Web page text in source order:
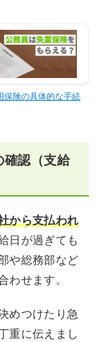
保険の具体的な手続
確認（支給
から支払われ
日が過ぎても
や総務部など
わせます。
めつけたり急
重に伝えまし